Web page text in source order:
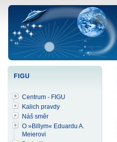
FIGU
Centrum - FIGU
Kalich pravdy
Náš směr
O »Billym« Eduardu A.
Meierovi